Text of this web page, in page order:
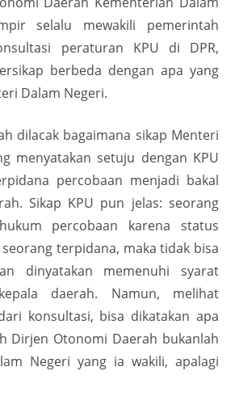
selalu mewakili pemerintah
peraturan KPU di DPR,
berbeda dengan apa yang
Dalam Negeri.
dilacak bagaimana sikap Menteri
menyatakan setuju dengan KPU
percobaan menjadi bakal
Sikap KPU pun jelas: seorang
percobaan karena status
terpidana, maka tidak bisa
dinyatakan memenuhi syarat
daerah. Namun, melihat
konsultasi, bisa dikatakan apa
Dirjen Otonomi Daerah bukanlah
Negeri yang ia wakili, apalagi